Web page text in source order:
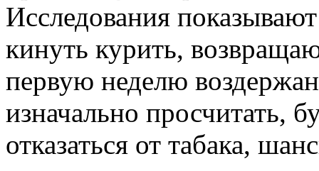
Исследования
кинуть курить,
первую неделю
изначально просчитать,
отказаться от табака,